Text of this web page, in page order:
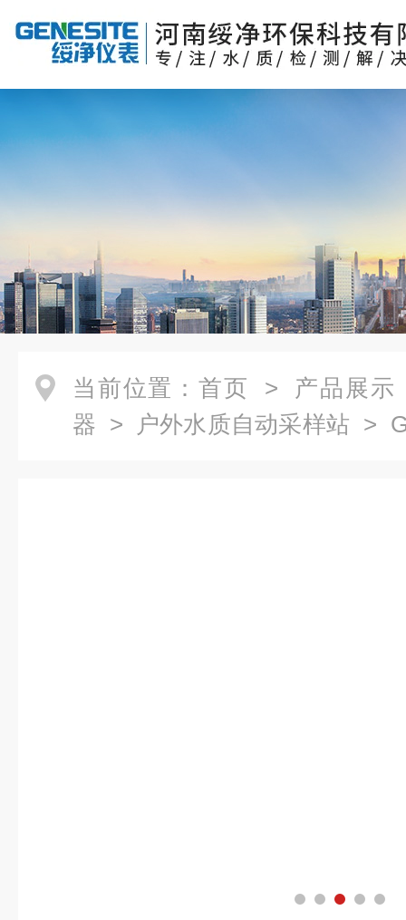
当前位置： 首页 > 产品展示
器 > 户外水质自动采样站 >